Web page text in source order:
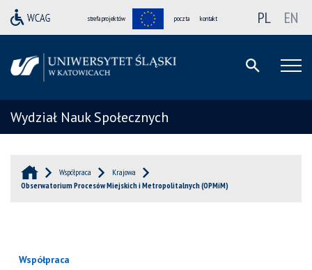
strefa projektów poczta kontakt PL EN
Wydział Nauk Społecznych
Współpraca
Krajowa
Obserwatorium Procesów Miejskich i Metropolitalnych (OPMiM)
Współpraca